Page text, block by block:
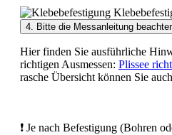
4. Bitte die Messanleitung
Hier finden Sie ausführliche
richtigen Ausmessen: Plissee
rasche Übersicht können Sie
❗ Je nach Befestigung (Bohren